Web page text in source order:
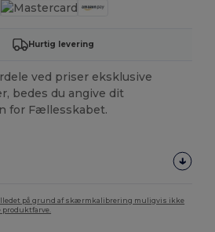
Hurtig levering
ved priser eksklusive
bedes du angive dit
for Fællesskabet.
på grund af skærmkalibrering muligvis ikke